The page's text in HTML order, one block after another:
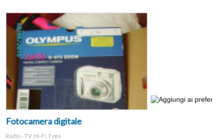
Fotocamera digitale
Radio - TV, Hi-Fi, Foto